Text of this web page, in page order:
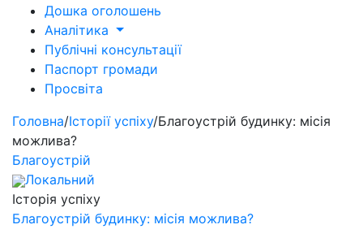
Дошка оголошень
Аналітика
Публічні консультації
Паспорт громади
Просвіта
Головна/Історії успіху/Благоустрій будинку: місія
можлива?
Благоустрій
Локальний
Історія успіху
Благоустрій будинку: місія можлива?